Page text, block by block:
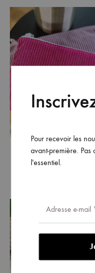
Pochette BISOU DE MOI
velours côtelé fushia nº4
Pour recevoir les
avant-première. Pas
l'essentiel.